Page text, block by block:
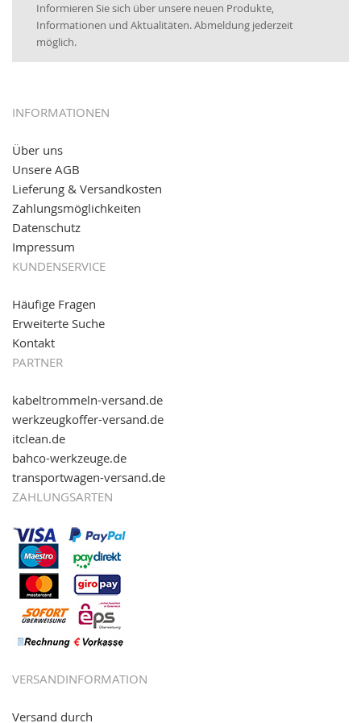
16.01.2017:JETZT NEU- Visa & MasterCard (inkl.
Maestro)
12.01.2017:JETZT NEU- giropay, SOFORT-Überweisung
05.09.2016: NEUE Topseller bei
11.08.2016: Gerade entsteht unser "neuer"
Partnershop
Online-Shop für einfaches Transportieren. Einfach
reinschauen...
Informieren Sie sich über unsere neuen Produkte,
Informationen und Aktualitäten. Abmeldung jederzeit
möglich.
INFORMATIONEN
Über uns
Unsere AGB
Lieferung & Versandkosten
Zahlungsmöglichkeiten
Datenschutz
Impressum
KUNDENSERVICE
Häufige Fragen
Erweiterte Suche
Kontakt
PARTNER
kabeltrommeln-versand.de
werkzeugkoffer-versand.de
itclean.de
bahco-werkzeuge.de
transportwagen-versand.de
ZAHLUNGSARTEN
VERSANDINFORMATION
Versand durch